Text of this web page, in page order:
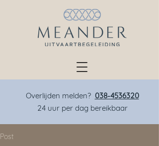
Overlijden melden? 038-4536320
24 uur per dag bereikbaar
Post